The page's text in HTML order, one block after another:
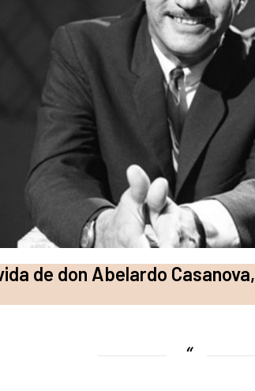
de don Abelardo